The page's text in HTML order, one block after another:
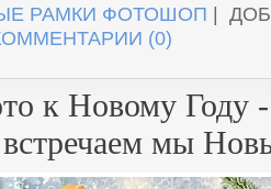
РАМКИ ФОТОШОП |
(0)
к Новому Году
мы